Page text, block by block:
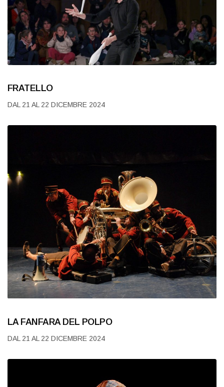
FRATELLO
DAL 21 AL 22 DICEMBRE 2024
LA FANFARA DEL POLPO
DAL 21 AL 22 DICEMBRE 2024